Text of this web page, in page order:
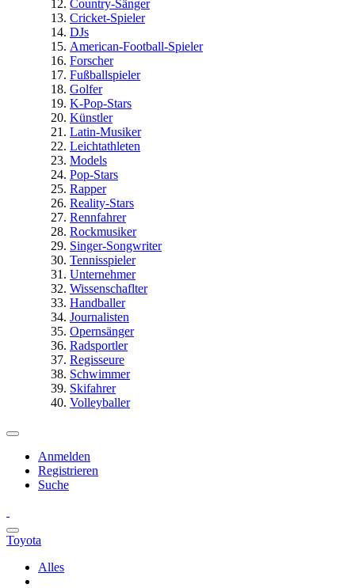
Country-Sänger
Cricket-Spieler
DJs
American-Football-Spieler
Forscher
Fußballspieler
Golfer
K-Pop-Stars
Künstler
Latin-Musiker
Leichtathleten
Models
Pop-Stars
Rapper
Reality-Stars
Rennfahrer
Rockmusiker
Singer-Songwriter
Tennisspieler
Unternehmer
Wissenschaflter
Handballer
Journalisten
Opernsänger
Radsportler
Regisseure
Schwimmer
Skifahrer
Volleyballer
Anmelden
Registrieren
Suche
Toyota
Alles